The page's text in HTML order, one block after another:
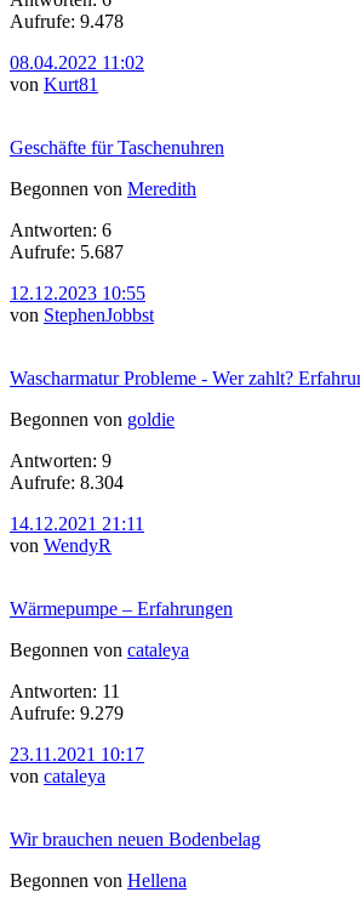
Aufrufe: 9.478
08.04.2022 11:02
von Kurt81
Geschäfte für Taschenuhren
Begonnen von Meredith
Antworten: 6
Aufrufe: 5.687
12.12.2023 10:55
von StephenJobbst
Wascharmatur Probleme - Wer zahlt?
Begonnen von goldie
Antworten: 9
Aufrufe: 8.304
14.12.2021 21:11
von WendyR
Wärmepumpe – Erfahrungen
Begonnen von cataleya
Antworten: 11
Aufrufe: 9.279
23.11.2021 10:17
von cataleya
Wir brauchen neuen Bodenbelag
Begonnen von Hellena